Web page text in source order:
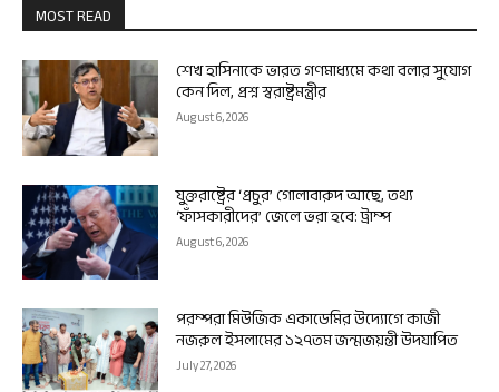
MOST READ
শেখ হাসিনাকে ভারত গণমাধ্যমে কথা বলার সুযোগ
কেন দিল, প্রশ্ন স্বরাষ্ট্রমন্ত্রীর
August 6, 2026
যুক্তরাষ্ট্রের ‘প্রচুর’ গোলাবারুদ আছে, তথ্য
‘ফাঁসকারীদের’ জেলে ভরা হবে: ট্রাম্প
August 6, 2026
পরম্পরা মিউজিক একাডেমির উদ্যোগে কাজী
নজরুল ইসলামের ১২৭তম জন্মজয়ন্তী উদযাপিত
July 27, 2026